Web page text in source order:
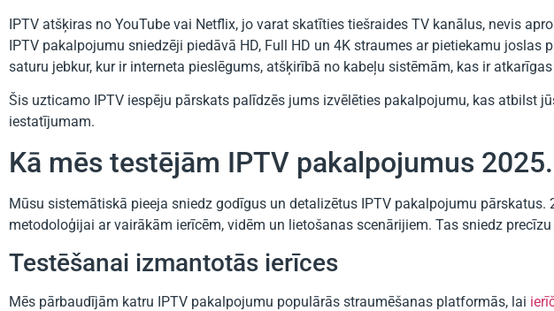
IPTV atšķiras no YouTube vai Netflix, jo varat skatīties tiešraides TV kanālus, nevis
IPTV pakalpojumu sniedzēji piedāvā HD, Full HD un 4K straumes ar pietiekamu
saturu jebkur, kur ir interneta pieslēgums, atšķirībā no kabeļu sistēmām, kas ir
Šis uzticamo IPTV iespēju pārskats palīdzēs jums izvēlēties pakalpojumu, kas atbilst
iestatījumam.
Kā mēs testējām IPTV pakalpojumus
Mūsu sistemātiskā pieeja sniedz godīgus un detalizētus IPTV pakalpojumu
metodoloģijai ar vairākām ierīcēm, vidēm un lietošanas scenārijiem. Tas sniedz
Testēšanai izmantotās ierīces
Mēs pārbaudījām katru IPTV pakalpojumu populārās straumēšanas platformās, lai